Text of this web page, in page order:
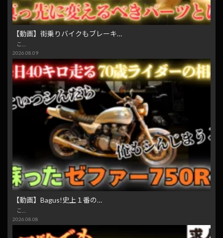
【動画】街乗りバイクもブレーキ…
こ…
2026.08.09
【動画】Bagus!史上１番の…
こ…
2026.08.08